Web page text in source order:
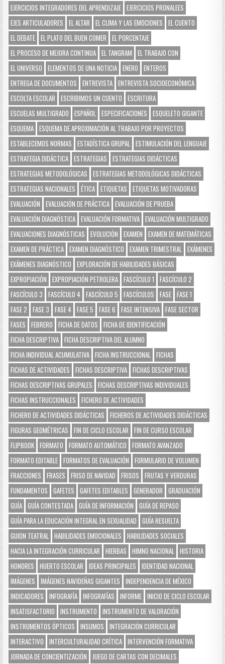
EJERCICIOS INTEGRADORES DEL APRENDIZAJE EJERCICIOS PRONALEES
EJES ARTICULADORES
EL ALTAR EL CLIMA Y LAS EMOCIONES
EL CUENTO
EL DEBATE EL PLATO DEL BUEN COMER
EL PORCENTAJE
EL PROCESO DE MEJORA CONTINUA EL TANGRAM
EL TRABAJO CON
EL UNIVERSO
ELEMENTOS DE UNA NOTICIA ENERO
ENTEROS
ENTREGA DE DOCUMENTOS
ENTREVISTA ENTREVISTA SOCIOECONÓMICA
ESCOLTA ESCOLAR
ESCRIBIMOS UN CUENTO
ESCRITURA
ESCUELAS MULTIGRADO
ESPAÑOL ESPECIFICACIONES
ESQUELETO GIGANTE
ESQUEMA ESQUEMA DE APROXIMACIÓN AL TRABAJO POR PROYECTOS
ESTABLECEMOS NORMAS
ESTADÍSTICA GRUPAL
ESTIMULACIÓN DEL LENGUAJE
ESTRATEGIA DIDÁCTICA ESTRATEGIAS
ESTRATEGIAS DIDÁCTICAS
ESTRATEGIAS METODOLÓGICAS
ESTRATEGIAS METODOLÓGICAS DIDÁCTICAS
ESTRATEGIAS NACIONALES
ÉTICA ETIQUETAS
ETIQUETAS MOTIVADORAS
EVALUACIÓN
EVALUACIÓN DE PRÁCTICA EVALUACIÓN DE PRUEBA
EVALUACIÓN DIAGNÓSTICA EVALUACIÓN FORMATIVA EVALUACIÓN MULTIGRADO
EVALUACIONES DIAGNÓSTICAS
EVOLUCIÓN EXAMEN
EXAMEN DE MATEMÁTICAS
EXAMEN DE PRÁCTICA EXAMEN DIAGNÓSTICO EXAMEN TRIMESTRAL
EXÁMENES
EXÁMENES DIAGNÓSTICO
EXPLORACIÓN DE HABILIDADES BÁSICAS
EXPROPIACIÓN
EXPROPIACIÓN PETROLERA FASCÍCULO 1
FASCÍCULO 2
FASCÍCULO 3
FASCÍCULO 4 FASCÍCULO 5 FASCÍCULOS FASE FASE 1
FASE 2
FASE 3 FASE 4 FASE 5 FASE 6 FASE INTENSIVA FASE SECTOR
FASES
FEBRERO FICHA DE DATOS
FICHA DE IDENTIFICACIÓN
FICHA DESCRIPTIVA FICHA DESCRIPTIVA DEL ALUMNO
FICHA INDIVIDUAL ACUMULATIVA FICHA INSTRUCCIONAL
FICHAS
FICHAS DE ACTIVIDADES
FICHAS DESCRIPTIVA FICHAS DESCRIPTIVAS
FICHAS DESCRIPTIVAS GRUPALES
FICHAS DESCRIPTIVAS INDIVIDUALES
FICHAS INSTRUCCIONALES
FICHERO DE ACTIVIDADES
FICHERO DE ACTIVIDADES DIDÁCTICAS
FICHEROS DE ACTIVIDADES DIDÁCTICAS
FIGURAS GEOMÉTRICAS
FIN DE CICLO ESCOLAR
FIN DE CURSO ESCOLAR
FLIPBOOK FORMATO FORMATO AUTOMÁTICO
FORMATO AVANZADO
FORMATO EDITABLE FORMATOS DE EVALUACIÓN
FORMULARIO DE VOLUMEN
FRACCIONES
FRASES FRISO DE NAVIDAD FRISOS
FRUTAS Y VERDURAS
FUNDAMENTOS
GAFETES GAFETES EDITABLES GENERADOR
GRADUACIÓN
GUÍA GUÍA CONTESTADA GUÍA DE INFORMACIÓN
GUÍA DE REPASO
GUÍA PARA LA EDUCACIÓN INTEGRAL EN SEXUALIDAD
GUÍA RESUELTA
GUION TEATRAL
HABILIDADES EMOCIONALES
HABILIDADES SOCIALES
HACIA LA INTEGRACIÓN CURRICULAR
HIERBAS HIMNO NACIONAL
HISTORIA
HONORES
HUERTO ESCOLAR IDEAS PRINCIPALES
IDENTIDAD NACIONAL
IMÁGENES
IMÁGENES NAVIDEÑAS GIGANTES
INDEPENDENCIA DE MÉXICO
INDICADORES
INFOGRAFÍA INFOGRAFÍAS INFORME INICIO DE CICLO ESCOLAR
INSATISFACTORIO
INSTRUMENTO
INSTRUMENTO DE VALORACIÓN
INSTRUMENTOS ÓPTICOS
INSUMOS
INTEGRACIÓN CURRICULAR
INTERACTIVO
INTERCULTURALIDAD CRÍTICA INTERVENCIÓN FORMATIVA
JORNADA DE CONCIENTIZACIÓN
JUEGO DE CARTAS CON DECIMALES